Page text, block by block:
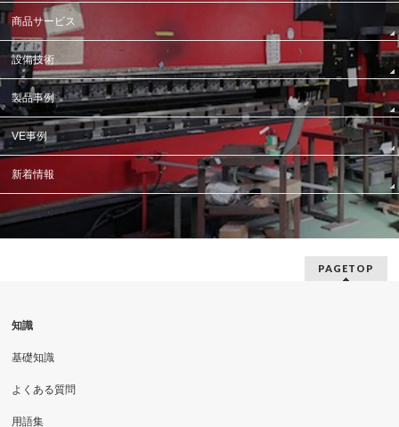
商品サービス
設備技術
製品事例
VE事例
新着情報
PAGETOP
知識
基礎知識
よくある質問
用語集